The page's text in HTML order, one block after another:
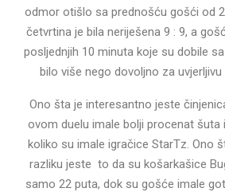
odmor otišlo sa prednošću gošći od
četvrtina je bila neriješena 9 : 9, a
posljednjih 10 minuta koje su dobile
bilo više nego dovoljno za uvjerljivu
Ono šta je interesantno jeste
ovom duelu imale bolji procenat šuta
koliko su imale igračice StarTz. Ono
razliku jeste to da su košarkašice
samo 22 puta, dok su gošće imale